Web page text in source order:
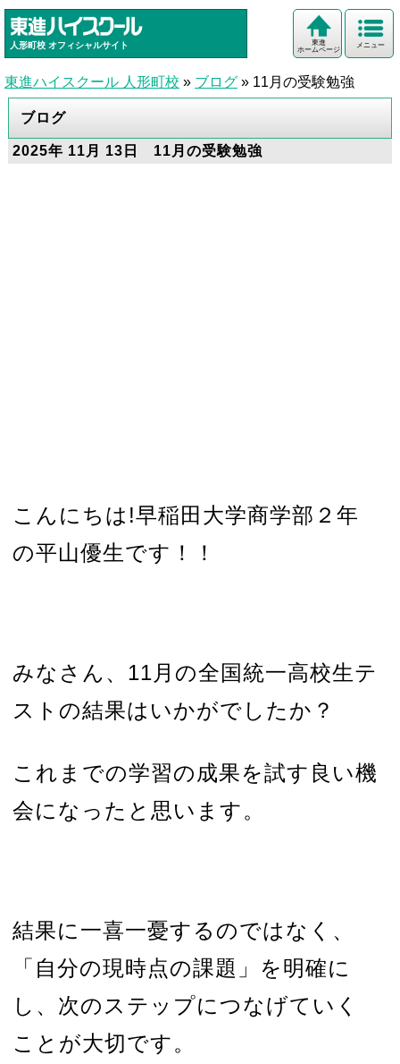
人形町校 オフィシャルサイト メニュー
東進
ホームページ
東進ハイスクール 人形町校 » ブログ » 11月の受験勉強
ブログ
2025年 11月 13日 11月の受験勉強
こんにちは!早稲田大学商学部２年
の平山優生です！！
みなさん、11月の全国統一高校生テ
ストの結果はいかがでしたか？
これまでの学習の成果を試す良い機
会になったと思います。
結果に一喜一憂するのではなく、
「自分の現時点の課題」を明確に
し、次のステップにつなげていく
ことが大切です。